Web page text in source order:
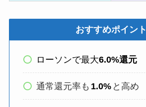
おすすめポイント
ローソンで最大6.0%還元
通常還元率も 1.0% と高め